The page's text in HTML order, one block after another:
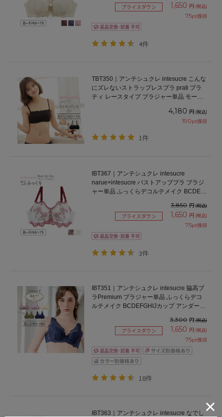
プライスダウン 1,650 円 (税込)
75pt獲得
4件
TBT350｜アンテシュクレ intesucre こんな
にズレないストラップレスブラ prati プラ
ティ レースタイプ ブラジャー単品 モール
4,180 円 (税込)
190pt獲得
1件
IBT367｜アンテシュクレ intesucre
narue×intesucre バストアップブラ ブラジ
ャー単品 ふっくらデコルテメイク BCDEF
3,850 円(税込)
プライスダウン 1,650 円 (税込)
75pt獲得
3件
IBT351｜アンテシュクレ intesucre 脇高ブ
ラPremium ブラジャー単品 ふっくらデコ
ルテメイク BCDEFGHIJカップ アンダー
3,300 円(税込)
プライスダウン 1,650 円 (税込)
75pt獲得
18件
IBT363｜アンテシュクレ intesucre なでし